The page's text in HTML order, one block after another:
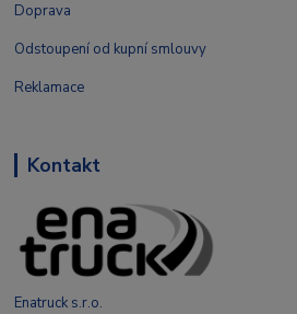
Doprava
Odstoupení od kupní smlouvy
Reklamace
Kontakt
Enatruck s.r.o.